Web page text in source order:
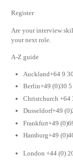
Register
Are your interview
your next role.
A-Z guide
Auckland+64 9
Berlin+49 (0)30
Christchurch +64
Dusseldorf+49
Frankfurt+49
Hamburg+49
London +44 (0)